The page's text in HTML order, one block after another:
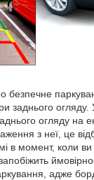
безпечне
заднього огляду.
огляду на
з неї, це
в момент, коли ви
адже